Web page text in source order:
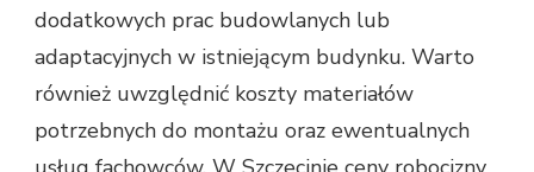
dodatkowych prac budowlanych lub
adaptacyjnych w istniejącym budynku. Warto
również uwzględnić koszty materiałów
potrzebnych do montażu oraz ewentualnych